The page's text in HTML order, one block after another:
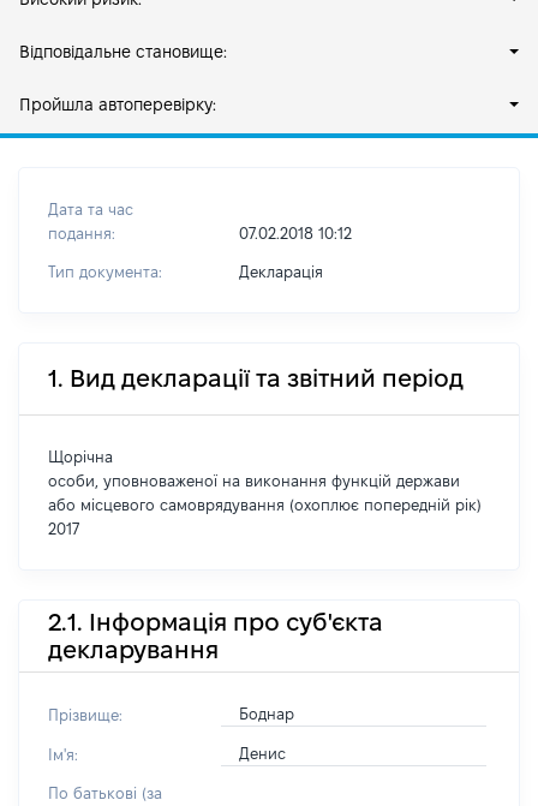
Відповідальне становище:
Пройшла автоперевірку:
Дата та час
подання:
07.02.2018 10:12
Тип документа: Декларація
1. Вид декларації та звітний період
Щорічна
особи, уповноваженої на виконання функцій держави
або місцевого самоврядування (охоплює попередній рік)
2017
2.1. Інформація про суб'єкта
декларування
Прізвище: Боднар
Ім'я: Денис
По батькові (за